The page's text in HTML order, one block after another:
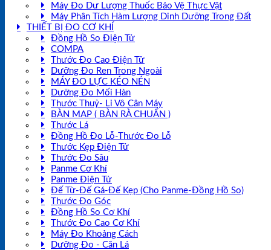
Máy Đo Dư Lượng Thuốc Bảo Vệ Thực Vật
Máy Phân Tích Hàm Lượng Dinh Dưỡng Trong Đất
THIẾT BỊ ĐO CƠ KHÍ
Đồng Hồ So Điện Tử
COMPA
Thước Đo Cao Điện Tử
Dưỡng Đo Ren Trong Ngoài
MÁY ĐO LỰC KÉO NÉN
Dưỡng Đo Mối Hàn
Thước Thuỷ- Li Vô Cân Máy
BÀN MAP ( BÀN RÀ CHUẨN )
Thước Lá
Đồng Hồ Đo Lỗ-Thước Đo Lỗ
Thước Kẹp Điện Tử
Thước Đo Sâu
Panme Cơ Khí
Panme Điện Tử
Đế Từ-Đế Gá-Đế Kẹp (Cho Panme-Đồng Hồ So)
Thước Đo Góc
Đồng Hồ So Cơ Khí
Thước Đo Cao Cơ Khí
Máy Đo Khoảng Cách
Dưỡng Đo - Căn Lá